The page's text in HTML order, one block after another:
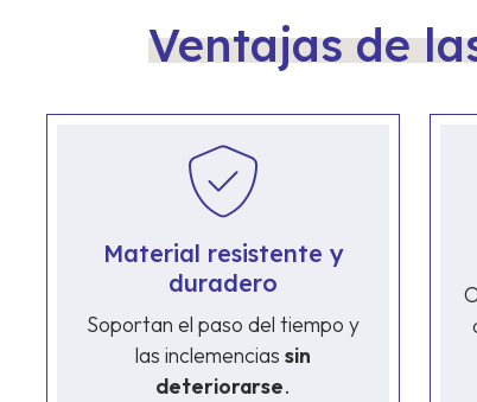
Ventajas de
Material resistente y
duradero
Soportan el paso del tiempo y
las inclemenciassin
deteriorarse.